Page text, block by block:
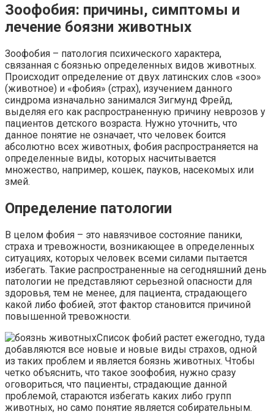
Зоофобия: причины, симптомы и
лечение боязни животных
Зоофобия – патология психического характера,
связанная с боязнью определенных видов животных.
Происходит определение от двух латинских слов «зоо»
(животное) и «фобия» (страх), изучением данного
синдрома изначально занимался Зигмунд Фрейд,
выделяя его как распространенную причину неврозов у
пациентов детского возраста. Нужно уточнить, что
данное понятие не означает, что человек боится
абсолютно всех животных, фобия распространяется на
определенные виды, которых насчитывается
множество, например, кошек, пауков, насекомых или
змей.
Определение патологии
В целом фобия – это навязчивое состояние паники,
страха и тревожности, возникающее в определенных
ситуациях, которых человек всеми силами пытается
избегать. Такие распространенные на сегодняшний день
патологии не представляют серьезной опасности для
здоровья, тем не менее, для пациента, страдающего
какой либо фобией, этот фактор становится причиной
повышенной тревожности.
Список фобий растет ежегодно, туда
добавляются все новые и новые виды страхов, одной
из таких проблем и является боязнь животных. Чтобы
четко объяснить, что такое зоофобия, нужно сразу
оговориться, что пациенты, страдающие данной
проблемой, стараются избегать каких либо групп
животных, но само понятие является собирательным.